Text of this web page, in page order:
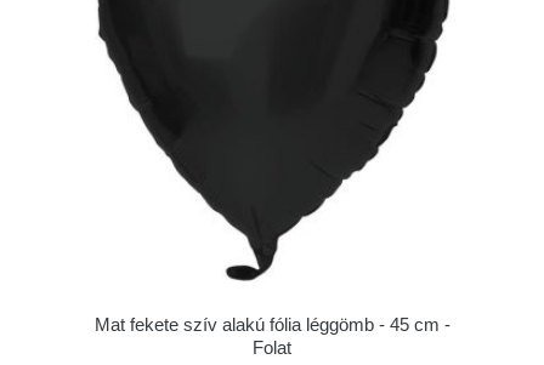
Mat fekete szív alakú fólia léggömb - 45 cm -
Folat